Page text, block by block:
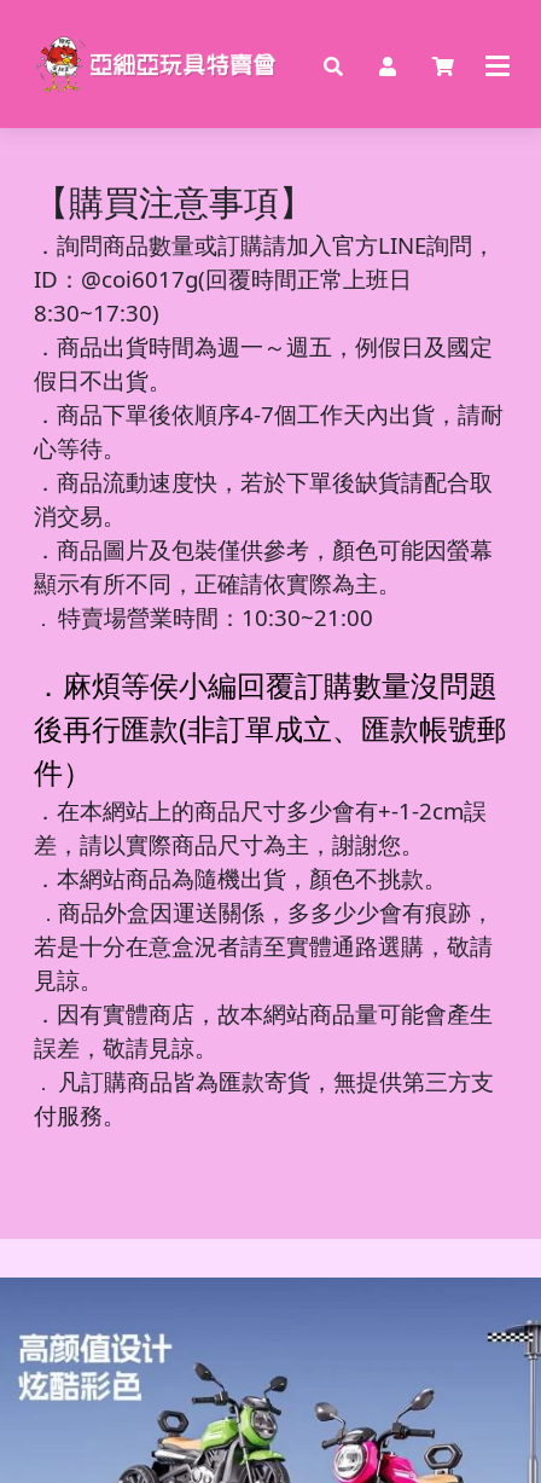
【購買注意事項】
． 詢問商品數量或訂購請加入官方LINE詢問，
ID：@coi6017g(回覆時間正常上班日
8:30~17:30)
．商品出貨時間為週一～週五，例假日及國定
假日不出貨。
．商品下單後依順序4-7個工作天內出貨，請耐
心等待。
．商品流動速度快，若於下單後缺貨請配合取
消交易。
．商品圖片及包裝僅供參考，顏色可能因螢幕
顯示有所不同，正確請依實際為主。
． 特賣場營業時間：10:30~21:00
．麻煩等侯小編回覆訂購數量沒問題
後再行匯款(非訂單成立、匯款帳號郵
件）
．在本網站上的商品尺寸多少會有+-1-2cm誤
差，請以實際商品尺寸為主，謝謝您。
．本網站商品為隨機出貨，顏色不挑款。
． 商品外盒因運送關係，多多少少會有痕跡，
若是十分在意盒況者請至實體通路選購，敬請
見諒。
．因有實體商店，故本網站商品量可能會產生
誤差，敬請見諒。
． 凡訂購商品皆為匯款寄貨，無提供第三方支
付服務。